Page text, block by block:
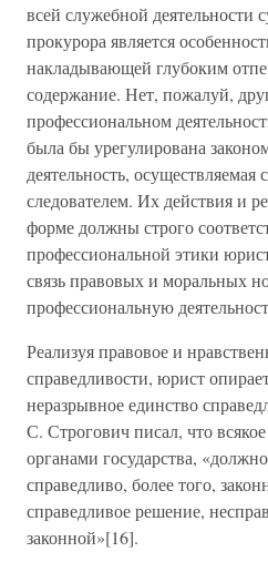
всей служебной деятельности
прокурора является
накладывающей глубоким
содержание. Нет, пожалуй,
профессиональном
была бы урегулирована
деятельность,
следователем. Их действия и
форме должны строго
профессиональной этики
связь правовых и моральных
профессиональную
Реализуя правовое и
справедливости, юрист
неразрывное единство
С. Строгович писал, что
органами государства,
справедливо, более того,
справедливое решение,
законной»[16].